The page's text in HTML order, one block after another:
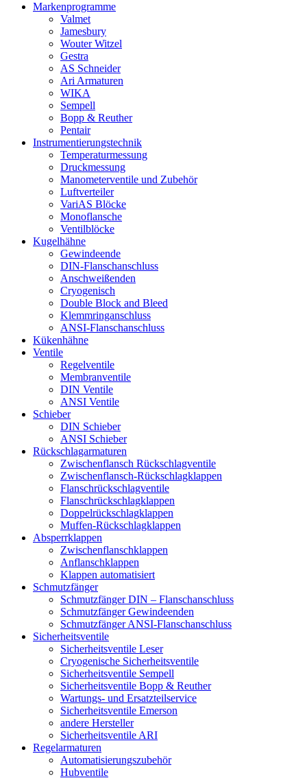
Markenprogramme
Valmet
Jamesbury
Wouter Witzel
Gestra
AS Schneider
Ari Armaturen
WIKA
Sempell
Bopp & Reuther
Pentair
Instrumentierungs­technik
Temperaturmessung
Druckmessung
Manometerventile und Zubehör
Luftverteiler
VariAS Blöcke
Monoflansche
Ventilblöcke
Kugelhähne
Gewindeende
DIN-Flanschanschluss
Anschweißenden
Cryogenisch
Double Block and Bleed
Klemmringanschluss
ANSI-Flanschanschluss
Kükenhähne
Ventile
Regelventile
Membranventile
DIN Ventile
ANSI Ventile
Schieber
DIN Schieber
ANSI Schieber
Rückschlag­armaturen
Zwischenflansch Rückschlagventile
Zwischenflansch-Rückschlagklappen
Flanschrückschlagventile
Flanschrückschlagklappen
Doppelrückschlagklappen
Muffen-Rückschlagklappen
Absperrklappen
Zwischenflanschklappen
Anflanschklappen
Klappen automatisiert
Schmutzfänger
Schmutzfänger DIN – Flanschanschluss
Schmutzfänger Gewindeenden
Schmutzfänger ANSI-Flanschanschluss
Sicherheitsventile
Sicherheitsventile Leser
Cryogenische Sicherheitsventile
Sicherheitsventile Sempell
Sicherheitsventile Bopp & Reuther
Wartungs- und Ersatzteilservice
Sicherheitsventile Emerson
andere Hersteller
Sicherheitsventile ARI
Regelarmaturen
Automatisierungszubehör
Hubventile